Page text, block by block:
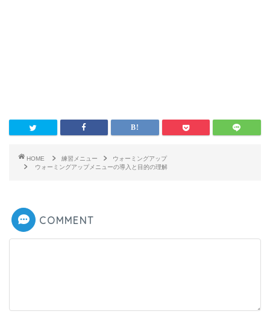
HOME 練習メニュー
ウォーミングアップ
ウォーミングアップメニューの導入と目的の理解
COMMENT